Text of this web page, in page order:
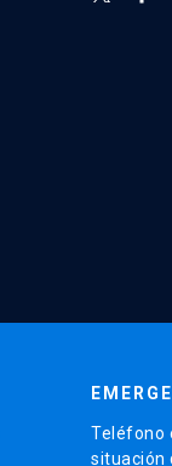
Teléfono
situación